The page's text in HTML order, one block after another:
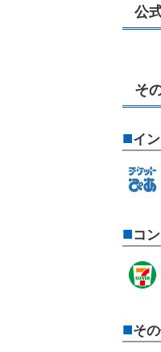
公
そ
イ
コ
そ